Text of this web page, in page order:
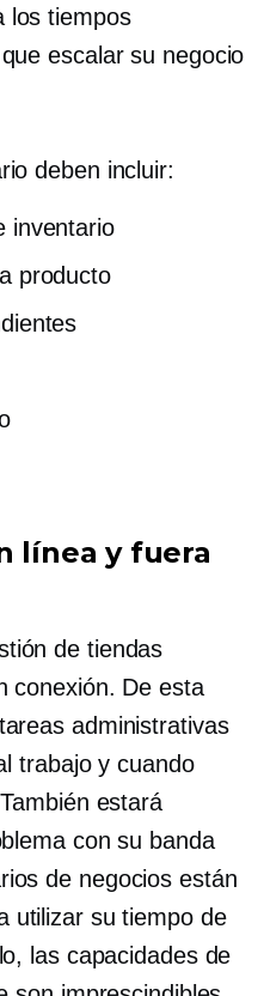
los tiempos
escalar su negocio
deben incluir:
inventario
producto
línea y fuera
de tiendas
conexión. De esta
administrativas
trabajo y cuando
estará
con su banda
de negocios están
utilizar su tiempo de
las capacidades de